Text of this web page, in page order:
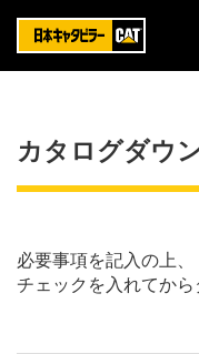
カタログダウ
必要事項を記入の上
チェックを入れてから